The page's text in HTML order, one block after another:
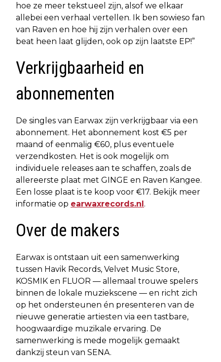
hoe ze meer tekstueel zijn, alsof we elkaar
allebei een verhaal vertellen. Ik ben sowieso fan
van Raven en hoe hij zijn verhalen over een
beat heen laat glijden, ook op zijn laatste EP!”
Verkrijgbaarheid en
abonnementen
De singles van Earwax zijn verkrijgbaar via een
abonnement. Het abonnement kost €5 per
maand of eenmalig €60, plus eventuele
verzendkosten. Het is ook mogelijk om
individuele releases aan te schaffen, zoals de
allereerste plaat met GINGE en Raven Kangee.
Een losse plaat is te koop voor €17. Bekijk meer
informatie op earwaxrecords.nl.
Over de makers
Earwax is ontstaan uit een samenwerking
tussen Havik Records, Velvet Music Store,
KOSMIK en FLUOR — allemaal trouwe spelers
binnen de lokale muziekscene — en richt zich
op het ondersteunen én presenteren van de
nieuwe generatie artiesten via een tastbare,
hoogwaardige muzikale ervaring. De
samenwerking is mede mogelijk gemaakt
dankzij steun van SENA.